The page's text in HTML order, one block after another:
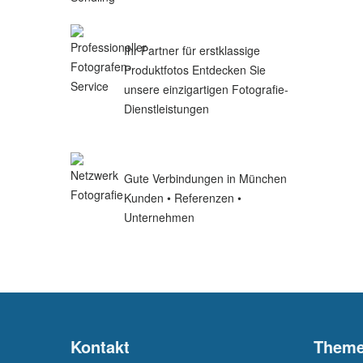
Ihr Partner für erstklassige
Produktfotos Entdecken Sie
unsere einzigartigen Fotografie-
Dienstleistungen
Gute Verbindungen in München
Kunden • Referenzen •
Unternehmen
Kontakt